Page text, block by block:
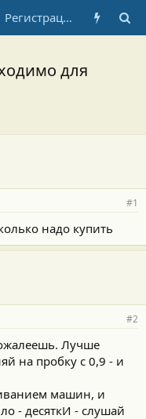
Регистрация
для
#1
надо купить
#2
Лучше
на пробку с 0,9 - и
машин, и
- десяткИ - слушай